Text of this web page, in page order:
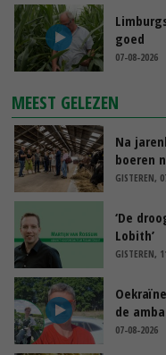
goed
07-08-2026
MEEST GELEZEN
Na
boeren
GISTEREN,
‘De
Lobith’
GISTEREN,
de
07-08-2026